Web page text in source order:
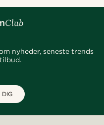
nyheder, seneste trends
DIG